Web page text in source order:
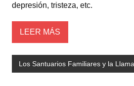
depresión, tristeza, etc.
LEER MÁS
Los Santuarios Familiares y la